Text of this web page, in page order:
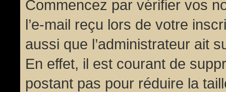
Commencez par vérifier vos
l’e-mail reçu lors de votre
aussi que l’administrateur ait
En effet, il est courant de
postant pas pour réduire la